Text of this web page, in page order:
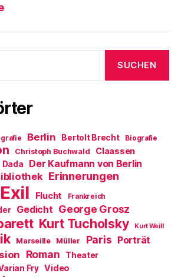
Berlin Bertolt Brecht Biografie
Christoph Buchwald Claassen
Dada Der Kaufmann von Berlin
Erinnerungen
Exil Flucht Frankreich
Gedicht George Grosz
Kurt Tucholsky Kurt Weill
Marseille Müller Paris Porträt
Roman Theater
Fry Video